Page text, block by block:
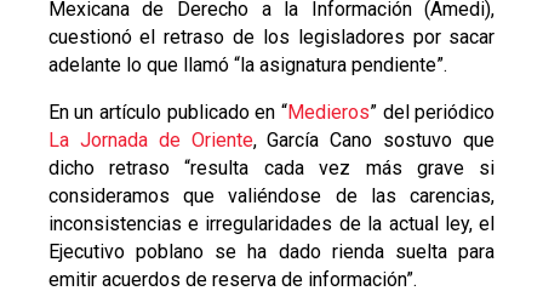
Mexicana de Derecho a la Información (Amedi),
cuestionó el retraso de los legisladores por sacar
adelante lo que llamó “la asignatura pendiente”.
En un artículo publicado en “Medieros” del periódico
La Jornada de Oriente, García Cano sostuvo que
dicho retraso “resulta cada vez más grave si
consideramos que valiéndose de las carencias,
inconsistencias e irregularidades de la actual ley, el
Ejecutivo poblano se ha dado rienda suelta para
emitir acuerdos de reserva de información”.